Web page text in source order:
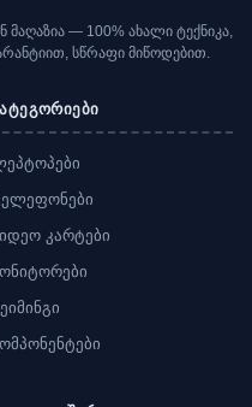
მაღაზია — 100% ახალი ტექნიკა,
სწრაფი მიწოდებით.
კარტები